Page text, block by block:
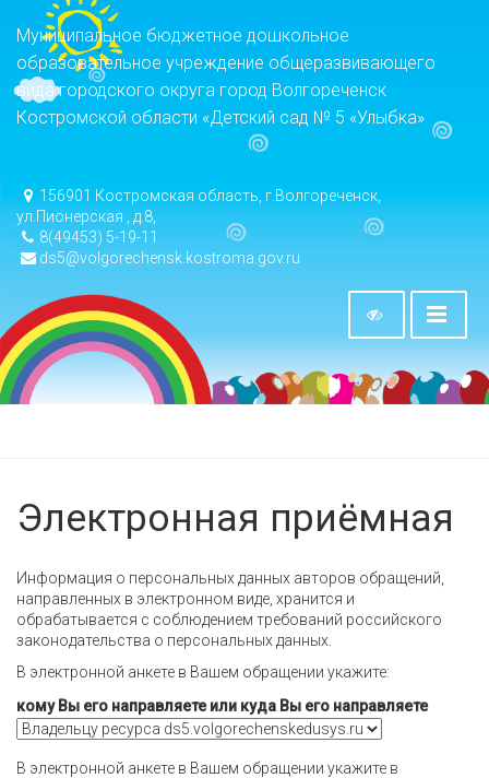
Муниципальное бюджетное дошкольное
образовательное учреждение общеразвивающего
вида городского округа город Волгореченск
Костромской области «Детский сад № 5 «Улыбка»
156901 Костромская область, г.Волгореченск,
ул.Пионерская , д.8,
8(49453) 5-19-11
ds5@volgorechensk.kostroma.gov.ru
Электронная приёмная
Информация о персональных данных авторов обращений,
направленных в электронном виде, хранится и
обрабатывается с соблюдением требований российского
законодательства о персональных данных.
В электронной анкете в Вашем обращении укажите:
кому Вы его направляете или куда Вы его направляете
В электронной анкете в Вашем обращении укажите в